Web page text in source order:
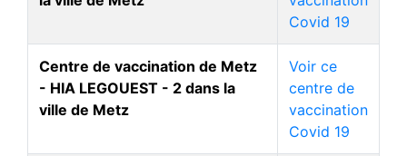
Covid 19
Centre de vaccination de Metz
- HIA LEGOUEST - 2 dans la
ville de Metz
Voir ce
centre de
vaccination
Covid 19